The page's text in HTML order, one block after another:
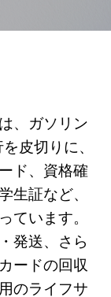
、ガソリン
皮切りに、
ド、資格確
生証など、
ています。
発送、さら
ードの回収
のライフサ